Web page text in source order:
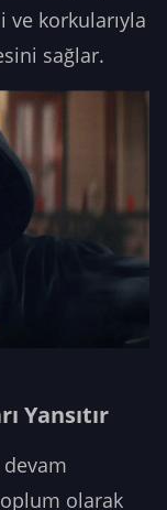
korkularıyla
sağlar.
Yansıtır
olarak